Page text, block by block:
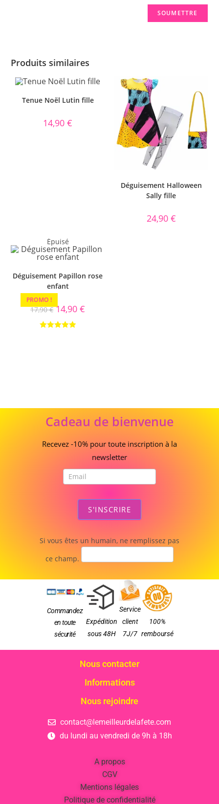
Produits similaires
Tenue Noël Lutin fille
14,90€
Déguisement Halloween
Sally fille
24,90 €
Épuisé
PROMO !
Déguisement Papillon rose
enfant
17,90€ 14,90€
deCadeau de bienvenue
Recevez -10% pour toute inscription à la
newsletter
S'INSCRIRE
Si vous êtes un humain, ne remplissez pas
ce champ.
Commandez
en toute
sécurité
Expédition
sous 48H
Service
client
7J/7
100%
remboursé
Nous contacter
Informations
Nous rejoindre
contact@lemeilleurdelafete.com
du lundi au vendredi de 9h à 18h
A propos
CGV
Mentions légales
Politique de confidentialité